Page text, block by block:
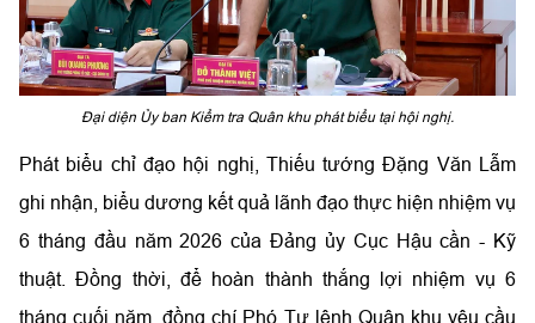
Đại diện Ủy ban Kiểm tra Quân khu phát biểu tại hội nghị.
Phát biểu chỉ đạo hội nghị, Thiếu tướng Đặng Văn Lẫm
ghi nhận, biểu dương kết quả lãnh đạo thực hiện nhiệm vụ
6 tháng đầu năm 2026 của Đảng ủy Cục Hậu cần - Kỹ
thuật. Đồng thời, để hoàn thành thắng lợi nhiệm vụ 6
tháng cuối năm, đồng chí Phó Tư lệnh Quân khu yêu cầu